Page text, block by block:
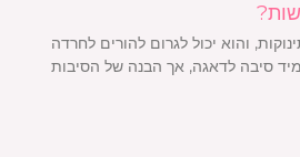
והוא יכול לגרום להורים לחרדה
סיבה לדאגה, אך הבנה של הסיבות